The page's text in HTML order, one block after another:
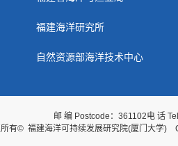
福建海洋研究所
自然资源部海洋技术中心
邮 编 Postcode：361102电 话
有© 福建海洋可持续发展研究院(厦门大学)